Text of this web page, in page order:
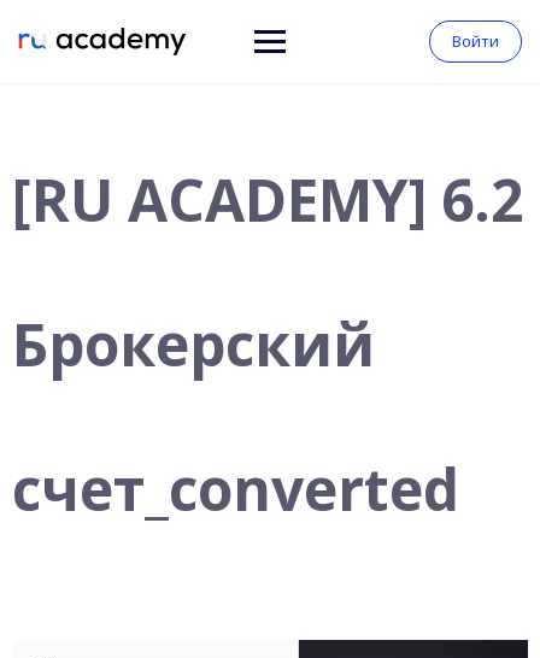
Войти
[RU ACADEMY] 6.2
Брокерский
счет_converted